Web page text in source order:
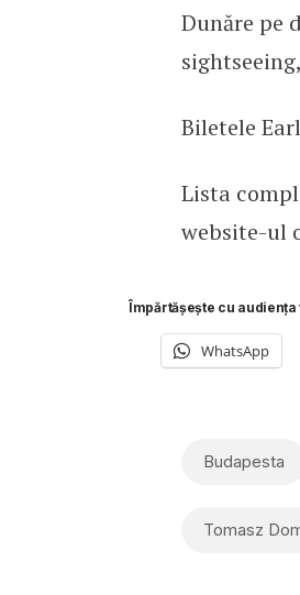
Dunăre pe
Biletele
Lista
website-ul
Împărtășește cu audiența
WhatsApp
Budapesta
Tomasz